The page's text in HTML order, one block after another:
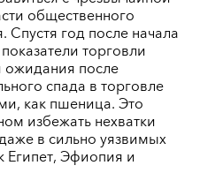
общественного
Спустя год после начала
торговли
после
спада в торговле
как пшеница. Это
избежать нехватки
в сильно уязвимых
Египет, Эфиопия и